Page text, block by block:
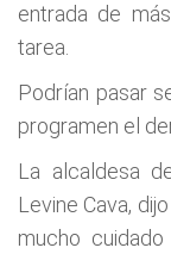
entrada de
tarea.
Podrían pasar
programen el
La alcaldesa
Levine Cava,
mucho